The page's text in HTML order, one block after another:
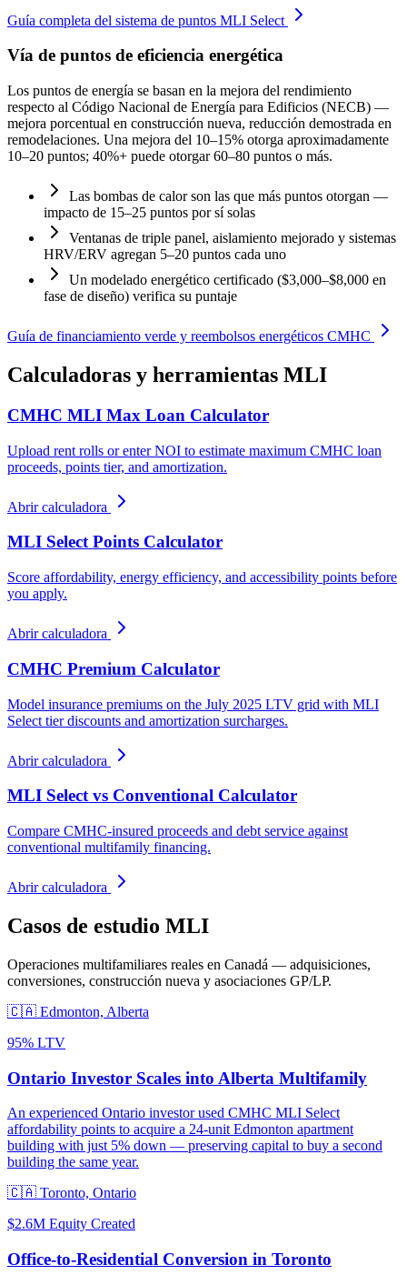
Guía completa del sistema de puntos MLI Select
Vía de puntos de eficiencia energética
Los puntos de energía se basan en la mejora del rendimiento
respecto al Código Nacional de Energía para Edificios (NECB) —
mejora porcentual en construcción nueva, reducción demostrada en
remodelaciones. Una mejora del 10–15% otorga aproximadamente
10–20 puntos; 40%+ puede otorgar 60–80 puntos o más.
Las bombas de calor son las que más puntos otorgan —
impacto de 15–25 puntos por sí solas
Ventanas de triple panel, aislamiento mejorado y sistemas
HRV/ERV agregan 5–20 puntos cada uno
Un modelado energético certificado ($3,000–$8,000 en
fase de diseño) verifica su puntaje
Guía de financiamiento verde y reembolsos energéticos CMHC
Calculadoras y herramientas MLI
CMHC MLI Max Loan Calculator
Upload rent rolls or enter NOI to estimate maximum CMHC loan
proceeds, points tier, and amortization.
Abrir calculadora
MLI Select Points Calculator
Score affordability, energy efficiency, and accessibility points before
you apply.
Abrir calculadora
CMHC Premium Calculator
Model insurance premiums on the July 2025 LTV grid with MLI
Select tier discounts and amortization surcharges.
Abrir calculadora
MLI Select vs Conventional Calculator
Compare CMHC-insured proceeds and debt service against
conventional multifamily financing.
Abrir calculadora
Casos de estudio MLI
Operaciones multifamiliares reales en Canadá — adquisiciones,
conversiones, construcción nueva y asociaciones GP/LP.
🇨🇦 Edmonton, Alberta
95% LTV
Ontario Investor Scales into Alberta Multifamily
An experienced Ontario investor used CMHC MLI Select
affordability points to acquire a 24-unit Edmonton apartment
building with just 5% down — preserving capital to buy a second
building the same year.
🇨🇦 Toronto, Ontario
$2.6M Equity Created
Office-to-Residential Conversion in Toronto